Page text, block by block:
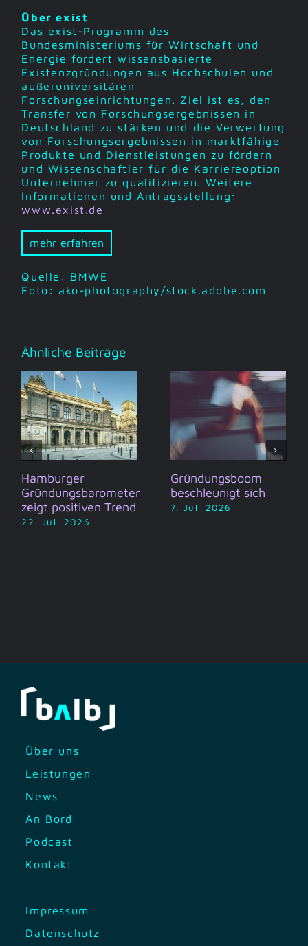
Über exist
Das exist-Programm des
Bundesministeriums für Wirtschaft und
Energie fördert wissensbasierte
Existenzgründungen aus Hochschulen und
außeruniversitären
Forschungseinrichtungen. Ziel ist es, den
Transfer von Forschungsergebnissen in
Deutschland zu stärken und die Verwertung
von Forschungsergebnissen in marktfähige
Produkte und Dienstleistungen zu fördern
und Wissenschaftler für die Karriereoption
Unternehmer zu qualifizieren. Weitere
Informationen und Antragsstellung:
www.exist.de
mehr erfahren
Quelle: BMWE
Foto: ako-photography/stock.adobe.com
Ähnliche Beiträge
Hamburger
Gründungsbarometer
zeigt positiven Trend
22. Juli 2026
Gründungsboom
beschleunigt sich
7. Juli 2026
Über uns
Leistungen
News
An Bord
Podcast
Kontakt
Impressum
Datenschutz